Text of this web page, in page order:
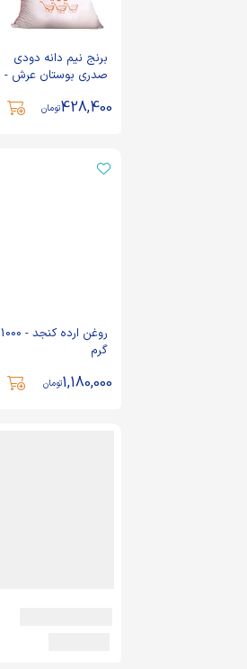
برنج نیم دانه دودی
428,400تومان
روغن ارده کنجد - 1000
گرم
1,180,000تومان